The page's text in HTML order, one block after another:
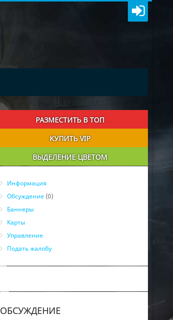
РАЗМЕСТИТЬ В ТОП
КУПИТЬ VIP
ВЫДЕЛЕНИЕ ЦВЕТОМ
Информация
Обсуждение(0)
Баннеры
Карты
Управление
Подать жалобу
ОБСУЖДЕНИЕ